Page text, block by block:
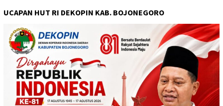
UCAPAN HUT RI DEKOPIN KAB. BOJONEGORO